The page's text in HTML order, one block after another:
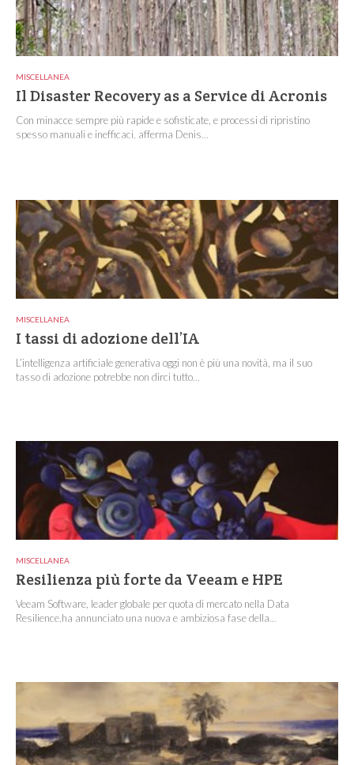
MISCELLANEA
Il Disaster Recovery as a Service di Acronis
Con minacce sempre più rapide e sofisticate, e processi di ripristino
spesso manuali e inefficaci, afferma Denis...
MISCELLANEA
I tassi di adozione dell’IA
L’intelligenza artificiale generativa oggi non è più una novità, ma il suo
tasso di adozione potrebbe non dirci tutto...
MISCELLANEA
Resilienza più forte da Veeam e HPE
Veeam Software, leader globale per quota di mercato nella Data
Resilience,ha annunciato una nuova e ambiziosa fase della...